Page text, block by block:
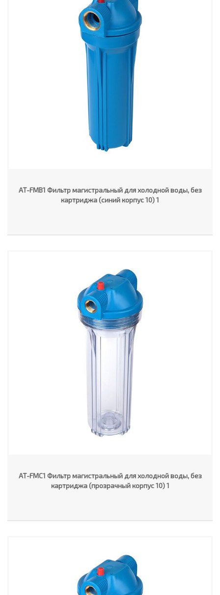
AT-FMB1 Фильтр магистральный для холодной воды, без
картриджа (синий корпус 10) 1
AT-FMC1 Фильтр магистральный для холодной воды, без
картриджа (прозрачный корпус 10) 1